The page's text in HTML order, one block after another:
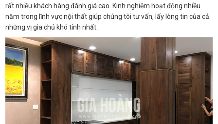
rất nhiều khách hàng đánh giá cao. Kinh nghiệm hoạt động nhiều
năm trong lĩnh vực nội thất giúp chúng tôi tư vấn, lấy lòng tin của cả
những vị gia chủ khó tính nhất.